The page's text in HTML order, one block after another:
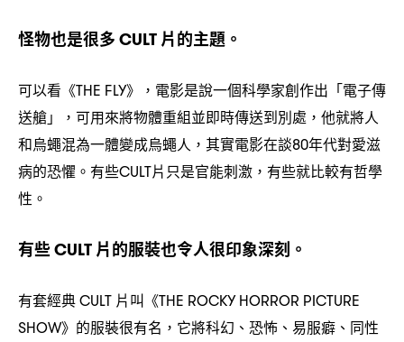
怪物也是很多CULT片的主題。
可以看《THE FLY》 ， 電影是說一個科學家創作出「電子傳
送艙」
， 可用來將物體重組並即時傳送到別處 ， 他就將人
和烏蠅混為一體變成烏蠅人 ， 其實電影在談80年代對愛滋
病的恐懼。有些CULT片只是官能刺激 ， 有些就比較有哲學
性。
有些CULT片的服裝也令人很印象深刻。
有套經典CULT 片叫《THE ROCKY HORROR PICTURE
SHOW》的服裝很有名 ， 它將科幻、恐怖、易服癖、同性